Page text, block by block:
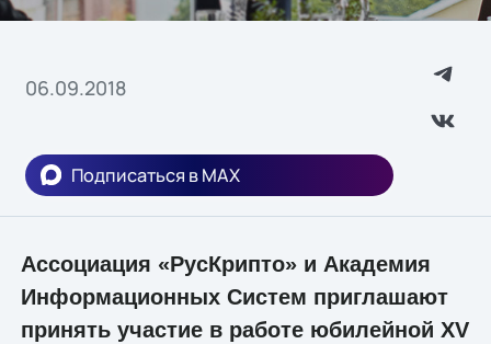
06.09.2018
Подписаться в MAX
Ассоциация «РусКрипто» и Академия
Информационных Систем приглашают
принять участие в работе юбилейной XV